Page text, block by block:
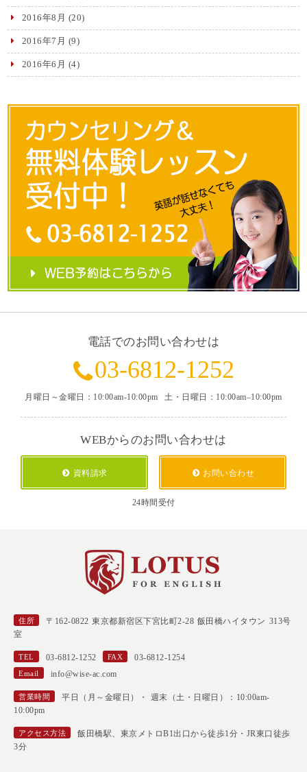
2016年8月 (20)
2016年7月 (9)
2016年6月 (4)
電話でのお問い合わせは
03-6812-1252
月曜日～金曜日：10:00am-10:00pm土・日曜日：10:00am–10:00pm
WEBからのお問い合わせは
資料請求 お問い合わせ
24時間受付
住所
〒162-0822 東京都新宿区下宮比町2-28 飯田橋ハイタウン 313号
室
TEL 03-6812-1252 FAX 03-6812-1254
Email info@wise-ac.com
営業時間
平日（月～金曜日）・ 週末（土・日曜日）：10:00am-
10:00pm
アクセス方法
飯田橋駅、東京メトロB1出口から徒歩1分・JR東口徒歩
3分